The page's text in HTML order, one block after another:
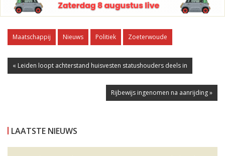
Maatschappij Nieuws Politiek Zoeterwoude
« Leiden loopt achterstand huisvesten statushouders deels in
Rijbewijs ingenomen na aanrijding »
LAATSTE NIEUWS